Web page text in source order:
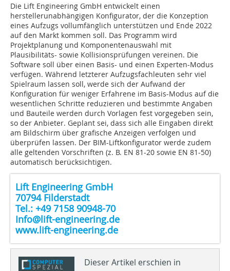
Die Lift Engineering GmbH entwickelt einen
herstellerunabhängigen Konfigurator, der die Konzeption
eines Aufzugs vollumfänglich unterstützen und Ende 2022
auf den Markt kommen soll. Das Programm wird
Projektplanung und Komponentenauswahl mit
Plausibilitäts- sowie Kollisionsprüfungen vereinen. Die
Software soll über einen Basis- und einen Experten-Modus
verfügen. Während letzterer Aufzugsfachleuten sehr viel
Spielraum lassen soll, werde sich der Aufwand der
Konfiguration für weniger Erfahrene im Basis-Modus auf die
wesentlichen Schritte reduzieren und bestimmte Angaben
und Bauteile werden durch Vorlagen fest vorgegeben sein,
so der Anbieter. Geplant sei, dass sich alle Eingaben direkt
am Bildschirm über grafische Anzeigen verfolgen und
überprüfen lassen. Der BIM-Liftkonfigurator werde zudem
alle geltenden Vorschriften (z. B. EN 81-20 sowie EN 81-50)
automatisch berücksichtigen.
Lift Engineering GmbH
70794 Filderstadt
Tel.: +49 7158 90948-70
Info@lift-engineering.de
www.lift-engineering.de
Dieser Artikel erschien in